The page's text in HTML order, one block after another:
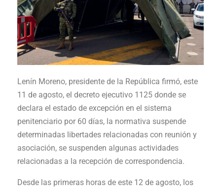
Lenín Moreno, presidente de la República firmó, este
11 de agosto, el decreto ejecutivo 1125 donde se
declara el estado de excepción en el sistema
penitenciario por 60 días, la normativa suspende
determinadas libertades relacionadas con reunión y
asociación, se suspenden algunas actividades
relacionadas a la recepción de correspondencia.
Desde las primeras horas de este 12 de agosto, los